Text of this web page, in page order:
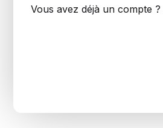
Vous avez déjà un compte ?